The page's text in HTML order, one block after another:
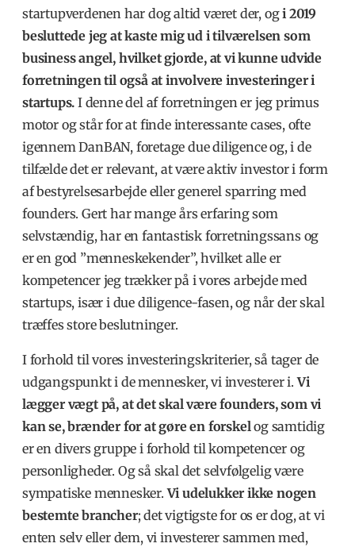
startupverdenen har dog altid været der, ogi 2019
besluttede jeg at kaste mig ud i tilværelsen som
business angel, hvilket gjorde, at vi kunne udvide
forretningen til også at involvere investeringer i
startups. I denne del af forretningen er jeg primus
motor og står for at finde interessante cases, ofte
igennem DanBAN, foretage due diligence og, i de
tilfælde det er relevant, at være aktiv investor i form
af bestyrelsesarbejde eller generel sparring med
founders. Gert har mange års erfaring som
selvstændig, har en fantastisk forretningssans og
er en god ”menneskekender”, hvilket alle er
kompetencer jeg trækker på i vores arbejde med
startups, især i due diligence-fasen, og når der skal
træffes store beslutninger.
I forhold til vores investeringskriterier, så tager de
udgangspunkt i de mennesker, vi investerer i.Vi
lægger vægt på, at det skal være founders, som vi
kan se, brænder for at gøre en forskelog samtidig
er en divers gruppe i forhold til kompetencer og
personligheder. Og så skal det selvfølgelig være
sympatiske mennesker.Vi udelukker ikke nogen
bestemte brancher; det vigtigste for os er dog, at vi
enten selv eller dem, vi investerer sammen med,